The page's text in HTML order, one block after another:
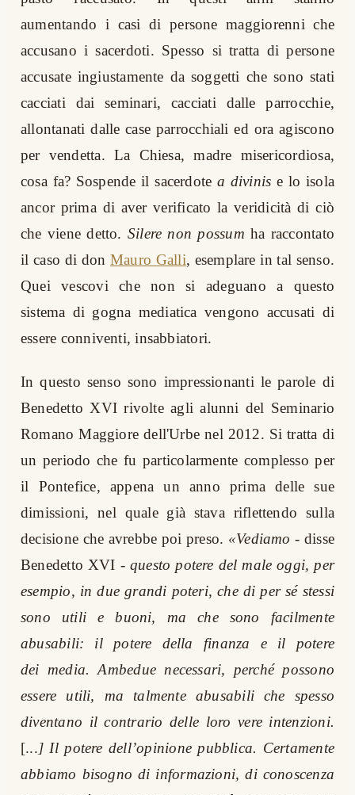
aumentando i casi di persone maggiorenni che
accusano i sacerdoti. Spesso si tratta di persone
accusate ingiustamente da soggetti che sono stati
cacciati dai seminari, cacciati dalle parrocchie,
allontanati dalle case parrocchiali ed ora agiscono
per vendetta. La Chiesa, madre misericordiosa,
cosa fa? Sospende il sacerdote a divinis e lo isola
ancor prima di aver verificato la veridicità di ciò
che viene detto. Silere non possum ha raccontato
il caso di don Mauro Galli, esemplare in tal senso.
Quei vescovi che non si adeguano a questo
sistema di gogna mediatica vengono accusati di
essere conniventi, insabbiatori.
In questo senso sono impressionanti le parole di
Benedetto XVI rivolte agli alunni del Seminario
Romano Maggiore dell'Urbe nel 2012. Si tratta di
un periodo che fu particolarmente complesso per
il Pontefice, appena un anno prima delle sue
dimissioni, nel quale già stava riflettendo sulla
decisione che avrebbe poi preso. «Vediamo - disse
Benedetto XVI - questo potere del male oggi, per
esempio, in due grandi poteri, che di per sé stessi
sono utili e buoni, ma che sono facilmente
abusabili: il potere della finanza e il potere
dei media. Ambedue necessari, perché possono
essere utili, ma talmente abusabili che spesso
diventano il contrario delle loro vere intenzioni.
[...] Il potere dell’opinione pubblica. Certamente
abbiamo bisogno di informazioni, di conoscenza